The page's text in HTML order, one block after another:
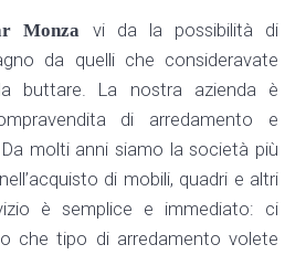
Monza vi da la possibilità di
da quelli che consideravate
buttare. La nostra azienda è
di arredamento e
molti anni siamo la società più
di mobili, quadri e altri
è semplice e immediato: ci
che tipo di arredamento volete